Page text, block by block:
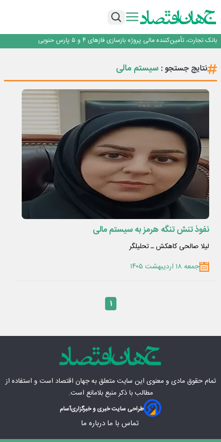
برگزاری آیین نکوداشت فعالان مواکب مرز شلمچه توسط شهرداری منطقه یک
منطقه‌ای
بانک تجارت، تأمین‌کننده مالی پروژه بازسازی فازهای ۴ و ۵ پارس حنوبی
برنده این رقابت داستان‌نویسی، انسان نبود!
برگزاری آیین نکوداشت فعالان مواکب مرز شلمچه توسط شهرداری منطقه یک
نتایج جستجو : سیستم مالی
نفوذ تنش تنگه هرمز به سیستم مالی
لیلا صالحی کاهکش ـ تحلیلگر
جمعه ۱۸ اردیبهشت ۱۴۰۵
۱
تمام حقوق مادی‌ و معنوی این سایت متعلق بهجهان اقتصاد است و استفاده از
مطالب با ذکر منبع بلامانع است.
طراحی سایت خبری و خبرگزاریآسام
تماس با ما درباره ما